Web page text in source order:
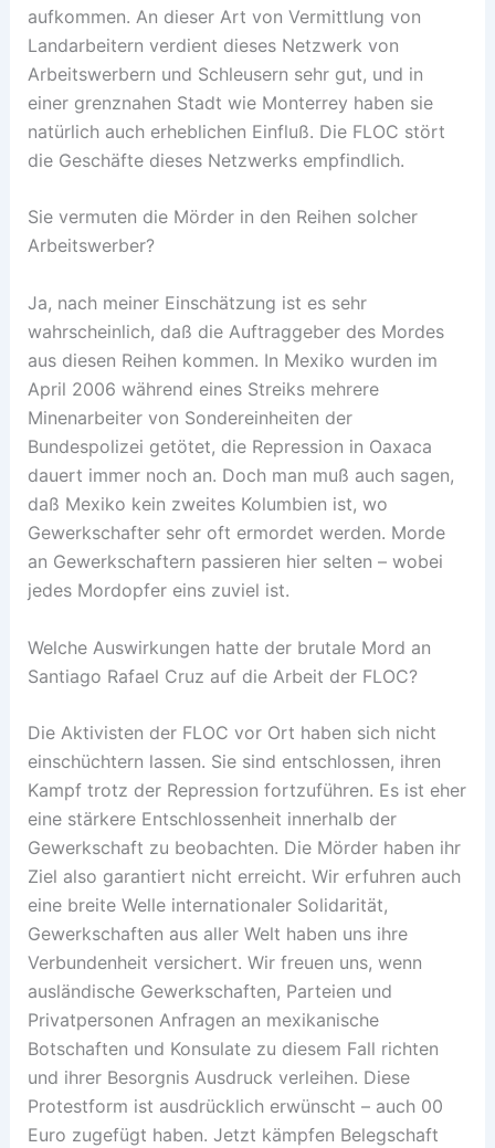
aufkommen. An dieser Art von Vermittlung von
Landarbeitern verdient dieses Netzwerk von
Arbeitswerbern und Schleusern sehr gut, und in
einer grenznahen Stadt wie Monterrey haben sie
natürlich auch erheblichen Einfluß. Die FLOC stört
die Geschäfte dieses Netzwerks empfindlich.
Sie vermuten die Mörder in den Reihen solcher
Arbeitswerber?
Ja, nach meiner Einschätzung ist es sehr
wahrscheinlich, daß die Auftraggeber des Mordes
aus diesen Reihen kommen. In Mexiko wurden im
April 2006 während eines Streiks mehrere
Minenarbeiter von Sondereinheiten der
Bundespolizei getötet, die Repression in Oaxaca
dauert immer noch an. Doch man muß auch sagen,
daß Mexiko kein zweites Kolumbien ist, wo
Gewerkschafter sehr oft ermordet werden. Morde
an Gewerkschaftern passieren hier selten – wobei
jedes Mordopfer eins zuviel ist.
Welche Auswirkungen hatte der brutale Mord an
Santiago Rafael Cruz auf die Arbeit der FLOC?
Die Aktivisten der FLOC vor Ort haben sich nicht
einschüchtern lassen. Sie sind entschlossen, ihren
Kampf trotz der Repression fortzuführen. Es ist eher
eine stärkere Entschlossenheit innerhalb der
Gewerkschaft zu beobachten. Die Mörder haben ihr
Ziel also garantiert nicht erreicht. Wir erfuhren auch
eine breite Welle internationaler Solidarität,
Gewerkschaften aus aller Welt haben uns ihre
Verbundenheit versichert. Wir freuen uns, wenn
ausländische Gewerkschaften, Parteien und
Privatpersonen Anfragen an mexikanische
Botschaften und Konsulate zu diesem Fall richten
und ihrer Besorgnis Ausdruck verleihen. Diese
Protestform ist ausdrücklich erwünscht – auch 00
Euro zugefügt haben. Jetzt kämpfen Belegschaft